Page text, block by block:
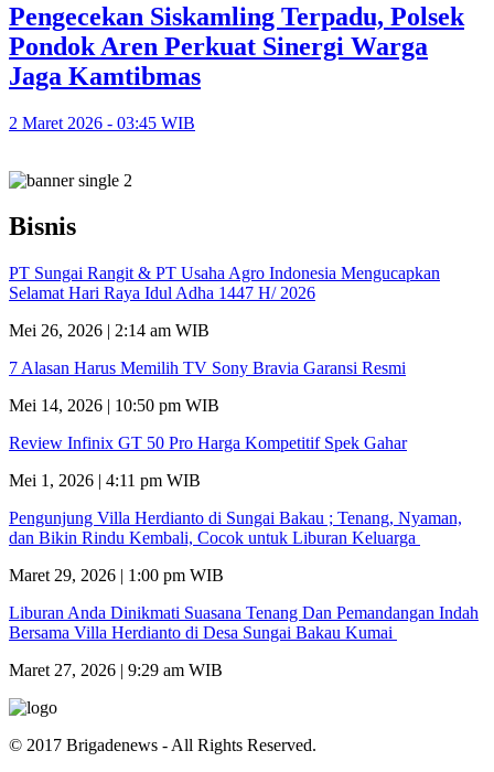
Pengecekan Siskamling Terpadu, Polsek
Pondok Aren Perkuat Sinergi Warga
Jaga Kamtibmas
2 Maret 2026 - 03:45 WIB
Bisnis
PT Sungai Rangit & PT Usaha Agro Indonesia Mengucapkan
Selamat Hari Raya Idul Adha 1447 H/ 2026
Mei 26, 2026 | 2:14 am WIB
7 Alasan Harus Memilih TV Sony Bravia Garansi Resmi
Mei 14, 2026 | 10:50 pm WIB
Review Infinix GT 50 Pro Harga Kompetitif Spek Gahar
Mei 1, 2026 | 4:11 pm WIB
Pengunjung Villa Herdianto di Sungai Bakau ; Tenang, Nyaman,
dan Bikin Rindu Kembali, Cocok untuk Liburan Keluarga
Maret 29, 2026 | 1:00 pm WIB
Liburan Anda Dinikmati Suasana Tenang Dan Pemandangan Indah
Bersama Villa Herdianto di Desa Sungai Bakau Kumai
Maret 27, 2026 | 9:29 am WIB
© 2017 Brigadenews - All Rights Reserved.